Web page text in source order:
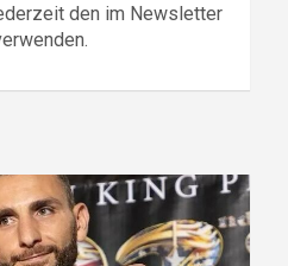
den im Newsletter